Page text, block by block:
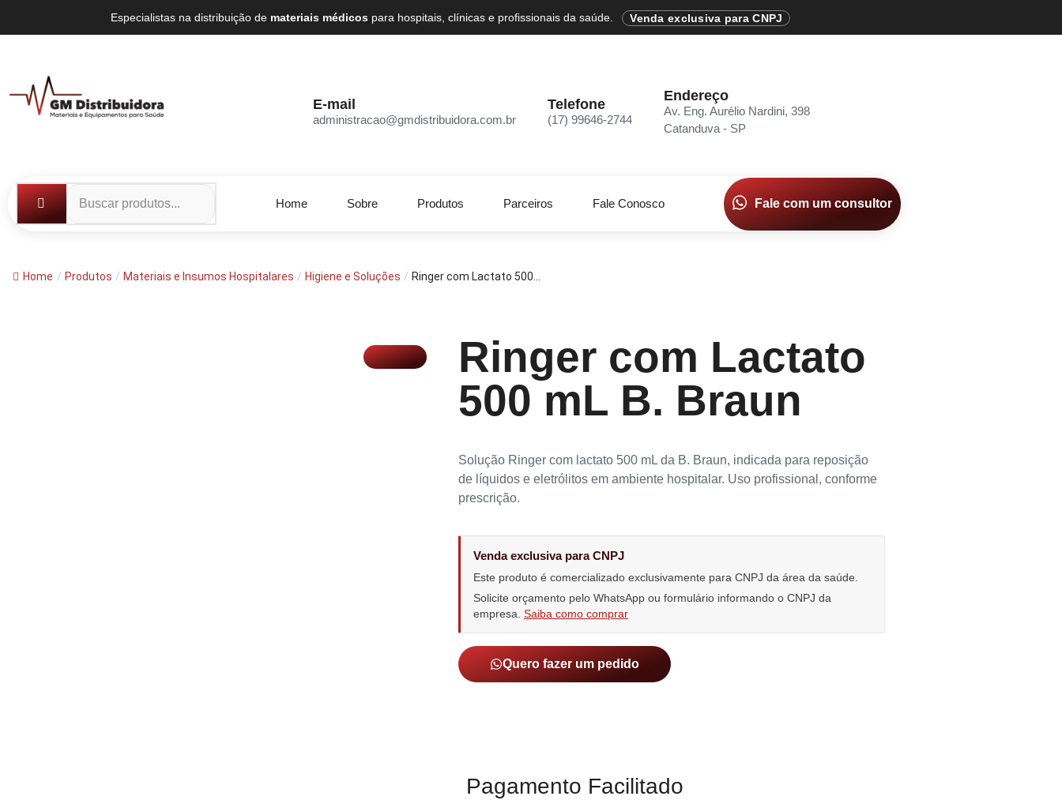
Especialistas na distribuição de materiais médicospara hospitais, clínicas e profissionais da saúde. Venda exclusiva para CNPJ
E-mail
administracao@gmdistribuidora.com.br
Telefone
(17) 99646-2744
Endereço
Av. Eng. Aurélio Nardini, 398
Catanduva - SP
Home Sobre Produtos Parceiros Fale Conosco Fale com um consultor
Home / Produtos / Materiais e Insumos Hospitalares / Higiene e Soluções / Ringer com Lactato 500...
Ringer com Lactato
500 mL B. Braun
Solução Ringer com lactato 500 mL da B. Braun, indicada para reposição
de líquidos e eletrólitos em ambiente hospitalar. Uso profissional, conforme
prescrição.
Venda exclusiva para CNPJ
Este produto é comercializado exclusivamente para CNPJ da área da saúde.
Solicite orçamento pelo WhatsApp ou formulário informando o CNPJ da
empresa. Saiba como comprar
Quero fazer um pedido
Pagamento Facilitado